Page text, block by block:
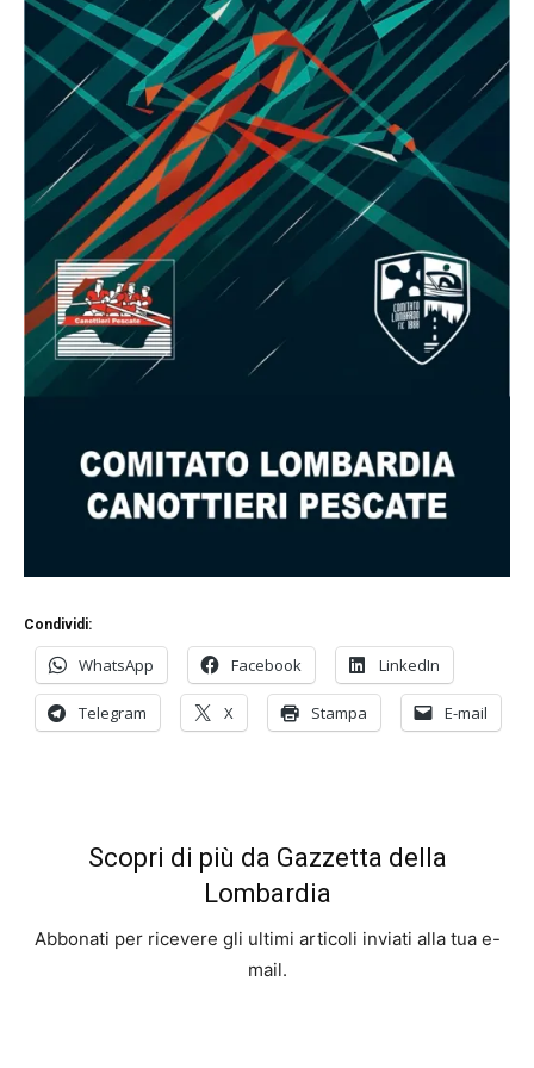
Condividi:
WhatsApp Facebook LinkedIn
Telegram X Stampa E-mail
Scopri di più da Gazzetta della
Lombardia
Abbonati per ricevere gli ultimi articoli inviati alla tua e-
mail.